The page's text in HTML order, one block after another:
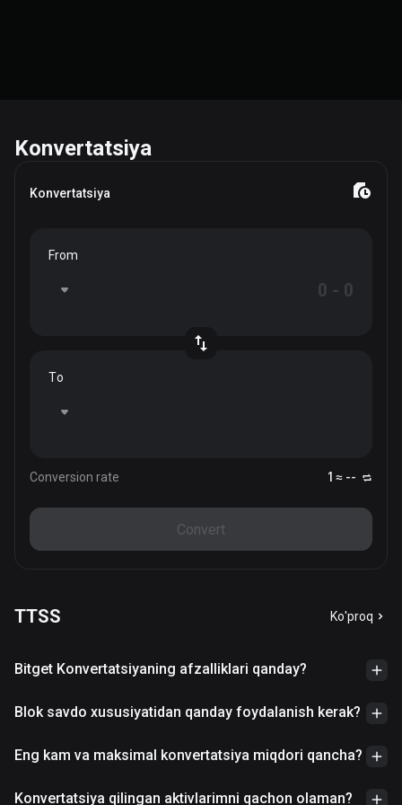
Konvertatsiya
Konvertatsiya
From
To
Conversion rate 1 ≈ --
Convert
TTSS Ko'proq
Bitget Konvertatsiyaning afzalliklari qanday?
Blok savdo xususiyatidan qanday foydalanish kerak?
Eng kam va maksimal konvertatsiya miqdori qancha?
Konvertatsiya qilingan aktivlarimni qachon olaman?